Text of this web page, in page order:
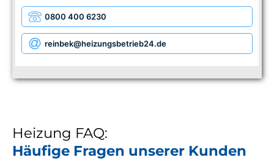
0800 400 6230
reinbek@heizungsbetrieb24.de
Heizung FAQ:
Häufige Fragen unserer Kunden